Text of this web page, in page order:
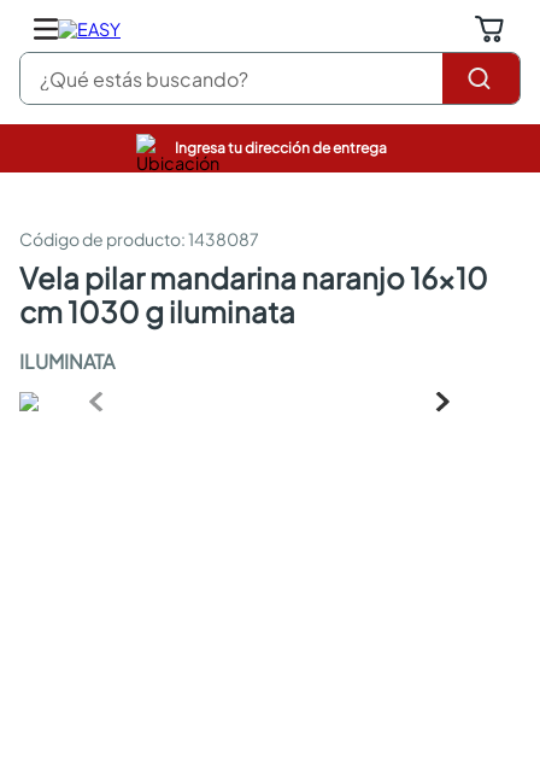
¿Qué estás buscando?
Ingresa tu dirección de entrega
:1438087
vela pilar mandarina naranjo 16x10
cm 1030 g iluminata
ILUMINATA
pinturas
sanitarios
comedor
escritorio
armarios closet
comedores